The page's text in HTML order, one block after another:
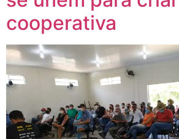
cooperativa